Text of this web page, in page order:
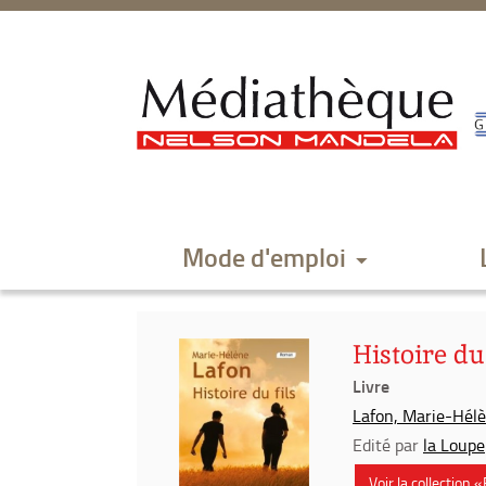
recherche
Mode d'emploi
Histoire
Livre
Lafon, Marie-
Edité par la Loupe